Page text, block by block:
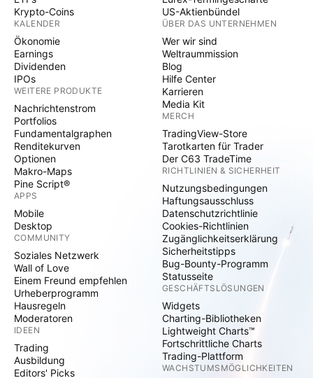
Krypto-Coins
KALENDER
Ökonomie
Earnings
Dividenden
IPOs
WEITERE PRODUKTE
Nachrichtenstrom
Portfolios
Fundamentalgraphen
Renditekurven
Optionen
Makro-Maps
Pine Script®
APPS
Mobile
Desktop
COMMUNITY
Soziales Netzwerk
Wall of Love
Einem Freund empfehlen
Urheberprogramm
Hausregeln
Moderatoren
IDEEN
Trading
Ausbildung
Editors' Picks
US-Aktienbündel
ÜBER DAS UNTERNEHMEN
Wer wir sind
Weltraummission
Blog
Hilfe Center
Karrieren
Media Kit
MERCH
TradingView-Store
Tarotkarten für Trader
Der C63 TradeTime
RICHTLINIEN & SICHERHEIT
Nutzungsbedingungen
Haftungsausschluss
Datenschutzrichtlinie
Cookies-Richtlinien
Zugänglichkeitserklärung
Sicherheitstipps
Bug-Bounty-Programm
Statusseite
GESCHÄFTSLÖSUNGEN
Widgets
Charting-Bibliotheken
Lightweight Charts™
Fortschrittliche Charts
Trading-Plattform
WACHSTUMSMÖGLICHKEITEN